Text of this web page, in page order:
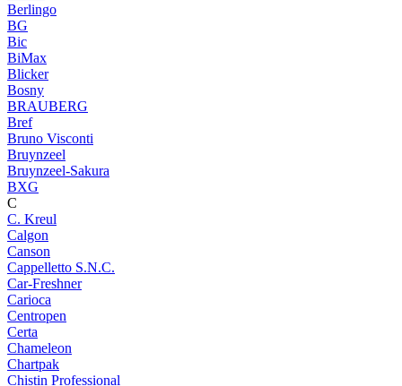
Berlingo
BG
Bic
BiMax
Blicker
Bosny
BRAUBERG
Bref
Bruno Visconti
Bruynzeel
Bruynzeel-Sakura
BXG
C
C. Kreul
Calgon
Canson
Cappelletto S.N.C.
Car-Freshner
Carioca
Centropen
Certa
Chameleon
Chartpak
Chistin Professional